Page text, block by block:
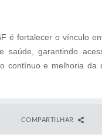
é fortalecer o vínculo
saúde, garantindo
contínuo e melhoria da
COMPARTILHAR